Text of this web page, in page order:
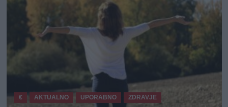
€ AKTUALNO UPORABNO ZDRAVJE